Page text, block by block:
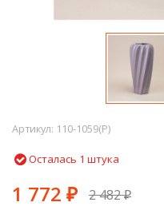
Артикул: 110-1059(P)
Осталась 1 штука
1 772 ₽ 2 482₽